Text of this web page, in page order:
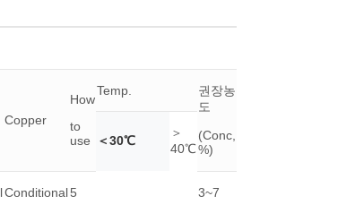
Copper
How
to
use
Temp.
권장농
도
(Conc,
%)
＜30℃
＞
40℃
Conditional5 3~7